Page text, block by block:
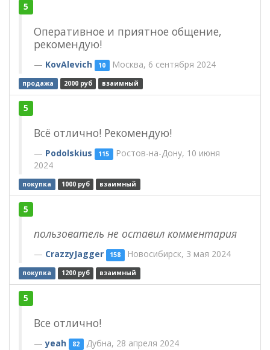
5
Оперативное и приятное общение,
рекомендую!
KovAlevich 10 Москва, 6 сентября 2024
продажа 2000 руб взаимный
5
Всё отлично! Рекомендую!
Podolskius 115 Ростов-на-Дону, 10 июня
2024
покупка 1000 руб взаимный
5
пользователь не оставил комментария
CrazzyJagger 158 Новосибирск, 3 мая 2024
покупка 1200 руб взаимный
5
Все отлично!
yeah 82 Дубна, 28 апреля 2024